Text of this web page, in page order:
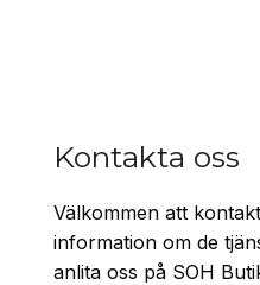
Kontakta oss
Välkommen att
information om de
anlita oss på SOH